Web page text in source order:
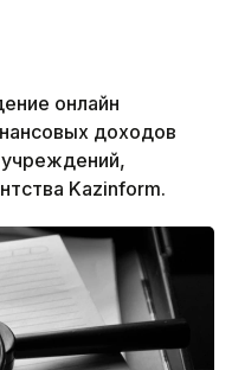
онлайн
доходов
учреждений,
Kazinform.